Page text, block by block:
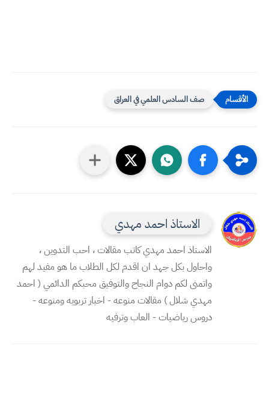
صف السادس العلمي في العراق
الاستاذ احمد مهدي
الاستاذ احمد مهدي كاتب مقالات ، احب التدوين ،
واحاول بكل جهد ان اقدم لكل الطلاب ما هو مفيد لهم
واتمنى لكم دوام النجاح والتوفيق محبكم الدائمي ( احمد
مهدي شلال ) مقالات منوعه - اخبار تربويه ومنوعه -
دروس رياضيات - العاب وترفيه